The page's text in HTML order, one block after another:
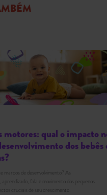
motores: qual o impacto
dos bebês
marcos de desenvolvimento? As
fala e movimento dos pequenos
cruciais de seu crescimento.